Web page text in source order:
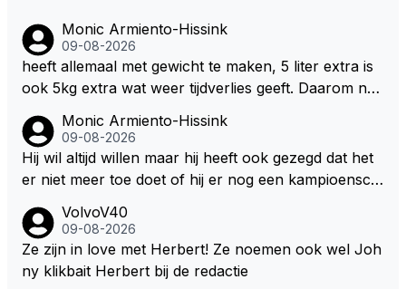
Monic Armiento-Hissink
09-08-2026
heeft allemaal met gewicht te maken, 5 liter extra is
ook 5kg extra wat weer tijdverlies geeft. Daarom ne
auto, het is extra gewicht plus na 15 minuten is het h
ete thee geworden.
Monic Armiento-Hissink
09-08-2026
Hij wil altijd willen maar hij heeft ook gezegd dat het
er niet meer toe doet of hij er nog een kampioensch
ioen is hij al, dat zal zijn leven niet veranderen. Hij wi
l in de eerste plaats races winnen met de eigen moto
r van RB. Dat zijn zijn eigen uitspraken in een van de
VolvoV40
09-08-2026
Ze zijn in love met Herbert! Ze noemen ook wel Joh
ny klikbait Herbert bij de redactie